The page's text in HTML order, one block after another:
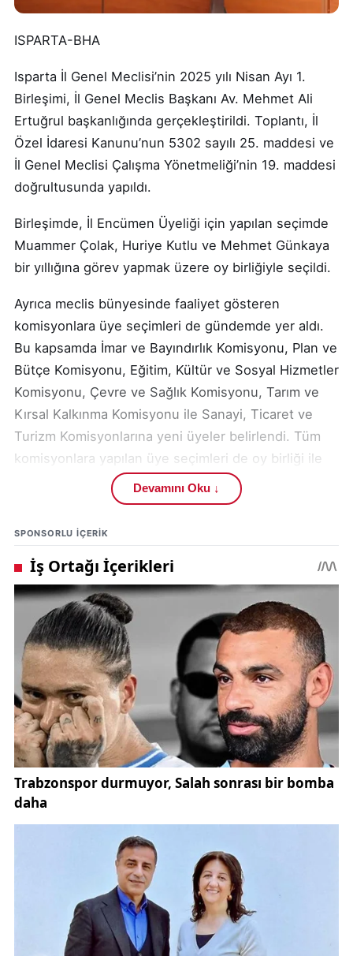
ISPARTA-BHA
Isparta İl Genel Meclisi’nin 2025 yılı Nisan Ayı 1.
Birleşimi, İl Genel Meclis Başkanı Av. Mehmet Ali
Ertuğrul başkanlığında gerçekleştirildi. Toplantı, İl
Özel İdaresi Kanunu’nun 5302 sayılı 25. maddesi ve
İl Genel Meclisi Çalışma Yönetmeliği’nin 19. maddesi
doğrultusunda yapıldı.
Birleşimde, İl Encümen Üyeliği için yapılan seçimde
Muammer Çolak, Huriye Kutlu ve Mehmet Günkaya
bir yıllığına görev yapmak üzere oy birliğiyle seçildi.
Ayrıca meclis bünyesinde faaliyet gösteren
komisyonlara üye seçimleri de gündemde yer aldı.
Bu kapsamda İmar ve Bayındırlık Komisyonu, Plan ve
Bütçe Komisyonu, Eğitim, Kültür ve Sosyal Hizmetler
Komisyonu, Çevre ve Sağlık Komisyonu, Tarım ve
Kırsal Kalkınma Komisyonu ile Sanayi, Ticaret ve
Turizm Komisyonlarına yeni üyeler belirlendi. Tüm
komisyonlara yapılan üye seçimleri de oy birliği ile
görüşülerek meclis üyelerinin oylarına sunuldu.
Nisan Ayı 1. Birleşimi, 8 Nisan 2025 Salı günü saat
11.00’de yeniden toplanmak üzere sona erdi.
Devamını Oku ↓
SPONSORLU IÇERIK